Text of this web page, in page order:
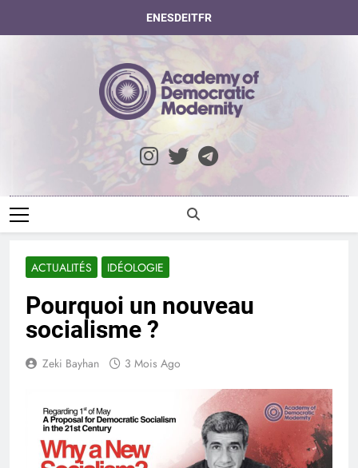
ENESDEITFR
Academy Of
Democratic
Modernity
ACTUALITÉS IDÉOLOGIE
Pourquoi un nouveau
socialisme ?
Zeki Bayhan 3 Mois Ago